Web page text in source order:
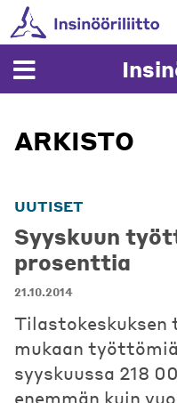
Skip
to
content
ARKISTO
UUTISET
Syyskuun
prosenttia
21.10.2014
mukaan
syyskuussa 218
enemmän kuin